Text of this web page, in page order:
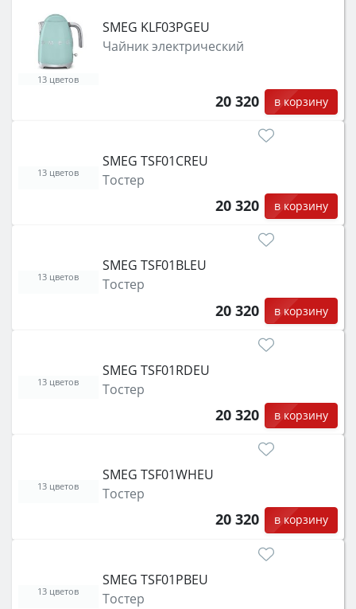
SMEG KLF03PGEU
Чайник электрический
20 320 в корзину
13 цветов
SMEG TSF01CREU
Тостер
20 320 в корзину
13 цветов
SMEG TSF01BLEU
Тостер
20 320 в корзину
13 цветов
SMEG TSF01RDEU
Тостер
20 320 в корзину
13 цветов
SMEG TSF01WHEU
Тостер
20 320 в корзину
13 цветов
SMEG TSF01PBEU
Тостер
13 цветов